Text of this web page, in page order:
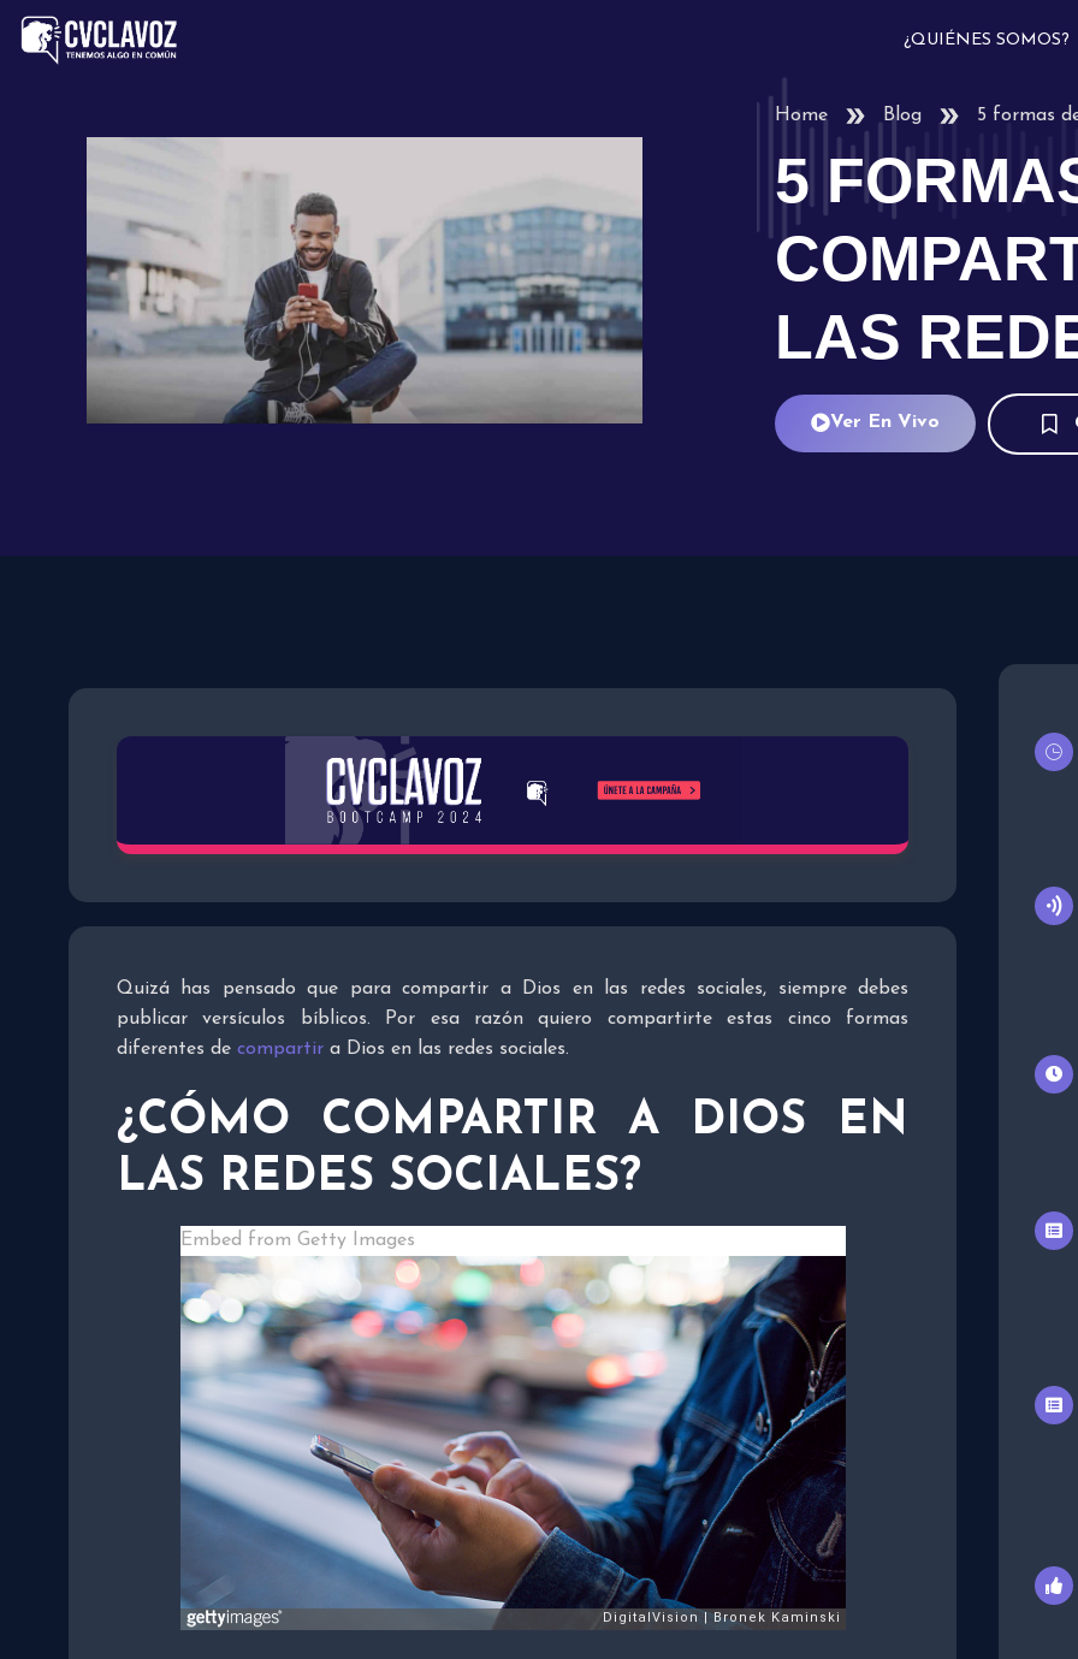
¿QUIÉNES SOMOS?
Home Blog 5 formas
5
LAS
Ver En Vivo
Quizá has pensado que para compartir a Dios en las redes sociales, siempre debes
publicar versículos bíblicos. Por esa razón quiero compartirte estas cinco formas
diferentes de compartir a Dios en las redes sociales.
¿CÓMO COMPARTIR A DIOS EN
LAS REDES SOCIALES?
Embed from Getty Images